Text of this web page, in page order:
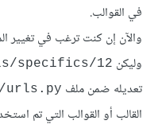
في القوالب.
واﻵن إن كنت ترغب في تغيير
وليكن specifics/12/
تعديله ضمن ملف urls.py
القالب أو القوالب التي تم